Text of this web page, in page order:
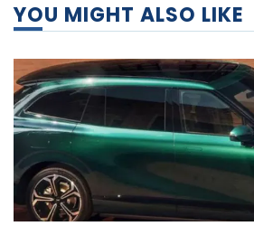
YOU MIGHT ALSO LIKE